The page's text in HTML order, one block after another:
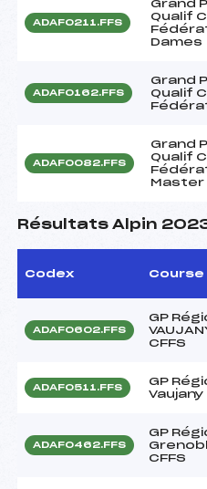
ADAF0211.FFS
Grand
Qualif
Dames
ADAF0162.FFS
Grand
Qualif
ADAF0082.FFS
Grand
Qualif
Master
Résultats Alpin
Codex Course
ADAF0602.FFS
GP
CFFS
ADAF0511.FFS
GP
Vaujany
ADAF0462.FFS
GP
CFFS